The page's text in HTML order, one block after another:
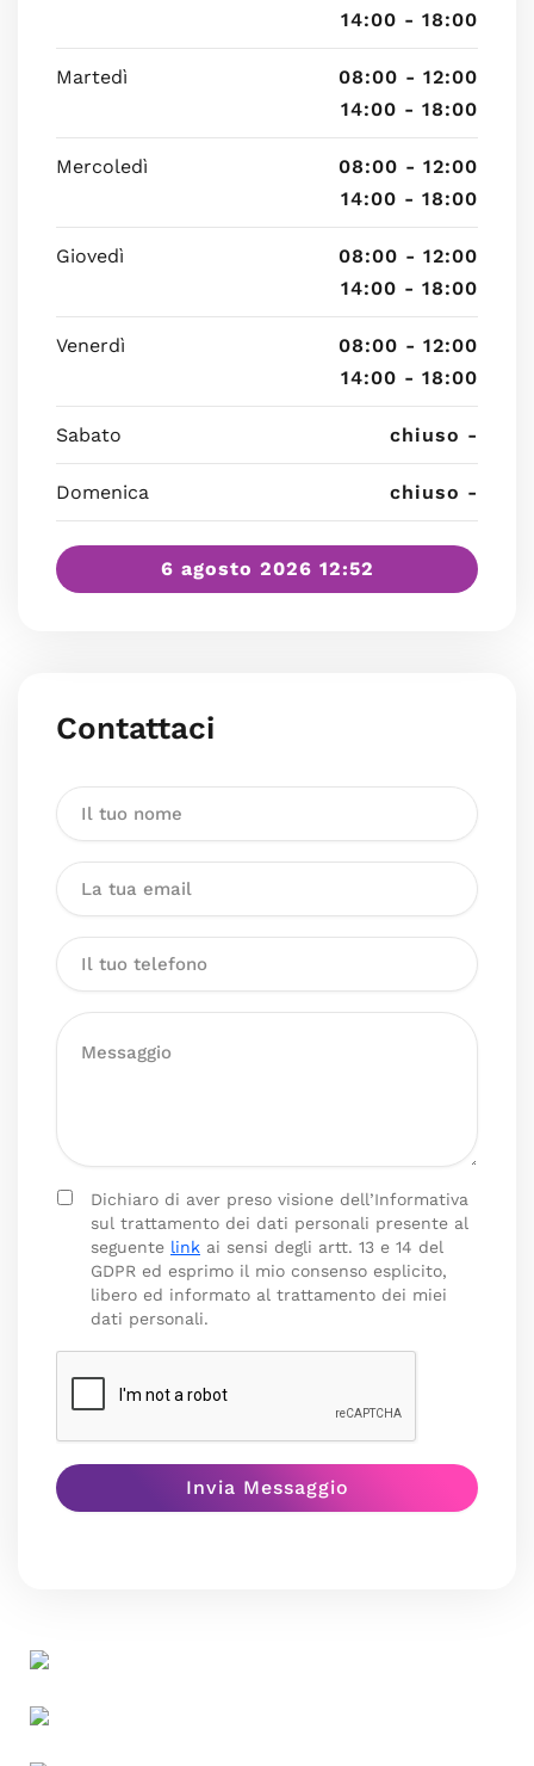
14:00 - 18:00
Martedì
08:00 - 12:00
14:00 - 18:00
Mercoledì
08:00 - 12:00
14:00 - 18:00
Giovedì
08:00 - 12:00
14:00 - 18:00
Venerdì
08:00 - 12:00
14:00 - 18:00
Sabato chiuso -
Domenica chiuso -
6 agosto 2026 12:52
Contattaci
Dichiaro di aver preso visione dell’Informativa
sul trattamento dei dati personali presente al
seguente link ai sensi degli artt. 13 e 14 del
GDPR ed esprimo il mio consenso esplicito,
libero ed informato al trattamento dei miei
dati personali.